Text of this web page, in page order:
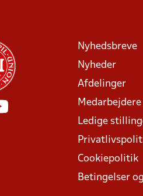
Nyhedsbreve
Nyheder
Afdelinger
Medarbejdere
Ledige
Cookiepolitik
Betingelser